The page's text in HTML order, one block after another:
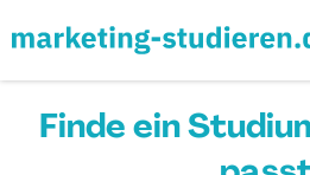
Finde ein